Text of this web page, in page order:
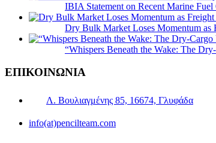
IBIA Statement on Recent Marine
Dry Bulk Market Loses Momentum as
“Whispers Beneath the Wake: The
ΕΠΙΚΟΙΝΩΝΙΑ
Λ. Βουλιαγμένης 85, 16674, Γλυφάδα
info(at)pencilteam.com